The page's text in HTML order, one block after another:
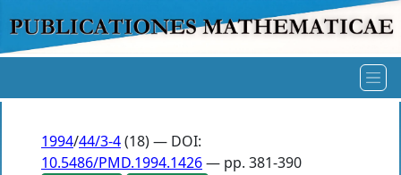
1994/44/3-4(18) — DOI:
10.5486/PMD.1994.1426— pp. 381-390